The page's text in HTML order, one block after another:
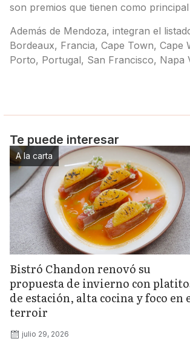
son premios que tienen como
Además de Mendoza, integran el
Bordeaux, Francia, Cape Town, Cape
Porto, Portugal, San Francisco, Napa
Te puede interesar
A la carta
Bistró Chandon renovó su
propuesta de invierno con
de estación, alta cocina y foco en
terroir
julio 29, 2026